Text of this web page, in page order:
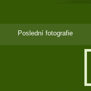
Poslední fotografie